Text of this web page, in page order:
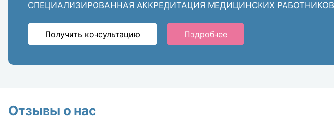
СПЕЦИАЛИЗИРОВАННАЯ АККРЕДИТАЦИЯ МЕДИЦИНСКИХ РАБОТНИКОВ
Получить консультацию Подробнее
Отзывы о нас